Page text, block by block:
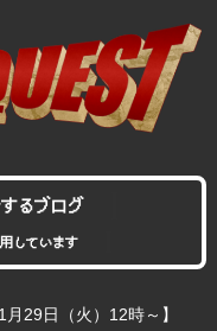
るブログ
しています
月29日（火）12時～】